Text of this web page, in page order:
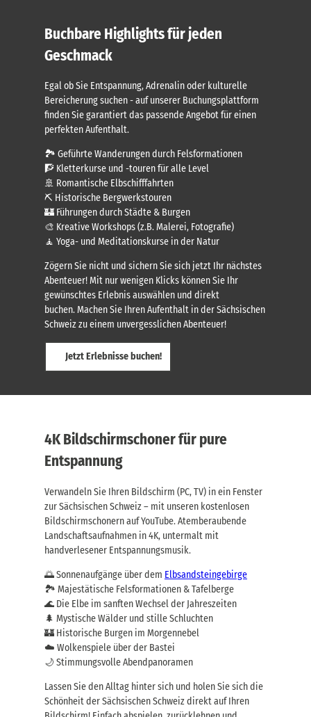
Buchbare Highlights für jeden
Geschmack
Egal ob Sie Entspannung, Adrenalin oder kulturelle
Bereicherung suchen - auf unserer Buchungsplattform
finden Sie garantiert das passende Angebot für einen
perfekten Aufenthalt.
🏞️ Geführte Wanderungen durch Felsformationen
🧗 Kletterkurse und -touren für alle Level
🚢 Romantische Elbschifffahrten
⛏️ Historische Bergwerkstouren
🏰 Führungen durch Städte & Burgen
🎨 Kreative Workshops (z.B. Malerei, Fotografie)
🧘 Yoga- und Meditationskurse in der Natur
Zögern Sie nicht und sichern Sie sich jetzt Ihr nächstes
Abenteuer! Mit nur wenigen Klicks können Sie Ihr
gewünschtes Erlebnis auswählen und direkt
buchen. Machen Sie Ihren Aufenthalt in der Sächsischen
Schweiz zu einem unvergesslichen Abenteuer!
Jetzt Erlebnisse buchen!
4K Bildschirmschoner für pure
Entspannung
Verwandeln Sie Ihren Bildschirm (PC, TV) in ein Fenster
zur Sächsischen Schweiz – mit unseren kostenlosen
Bildschirmschonern auf YouTube. Atemberaubende
Landschaftsaufnahmen in 4K, untermalt mit
handverlesener Entspannungsmusik.
🌅 Sonnenaufgänge über dem Elbsandsteingebirge
🏞️ Majestätische Felsformationen & Tafelberge
🌊 Die Elbe im sanften Wechsel der Jahreszeiten
🌲 Mystische Wälder und stille Schluchten
🏰 Historische Burgen im Morgennebel
☁️ Wolkenspiele über der Bastei
🌙 Stimmungsvolle Abendpanoramen
Lassen Sie den Alltag hinter sich und holen Sie sich die
Schönheit der Sächsischen Schweiz direkt auf Ihren